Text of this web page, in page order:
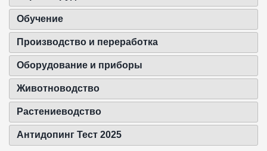
Обучение
Производство и переработка
Оборудование и приборы
Животноводство
Растениеводство
Антидопинг Тест 2025